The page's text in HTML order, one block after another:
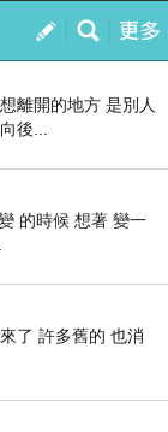
我的
訂閱
離開的地方 是別人
後...
的時候 想著 變一
了 許多舊的 也消